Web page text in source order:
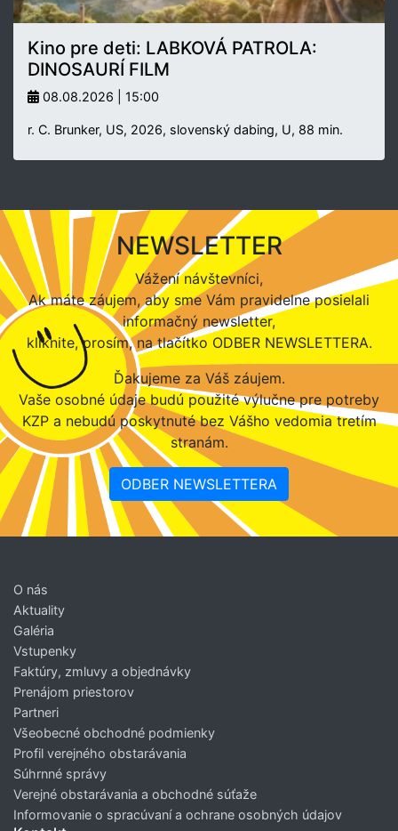
Kino pre deti: LABKOVÁ PATROLA:
DINOSAURÍ FILM
08.08.2026 | 15:00
r. C. Brunker, US, 2026, slovenský dabing, U, 88 min.
NEWSLETTER
Vážení návštevníci,
Ak máte záujem, aby sme Vám pravidelne posielali
informačný newsletter,
kliknite, prosím, na tlačítko ODBER NEWSLETTERA.
Ďakujeme za Váš záujem.
Vaše osobné údaje budú použité výlučne pre potreby
KZP a nebudú poskytnuté bez Vášho vedomia tretím
stranám.
ODBER NEWSLETTERA
O nás
Aktuality
Galéria
Vstupenky
Faktúry, zmluvy a objednávky
Prenájom priestorov
Partneri
Všeobecné obchodné podmienky
Profil verejného obstarávania
Súhrnné správy
Verejné obstarávania a obchodné súťaže
Informovanie o spracúvaní a ochrane osobných údajov